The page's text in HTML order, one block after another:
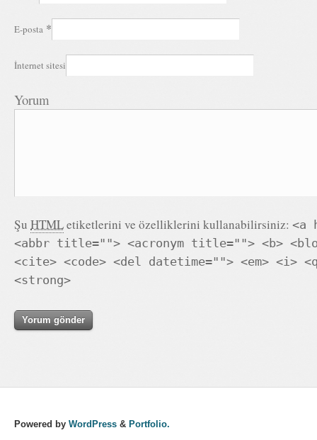
E-posta *
İnternet sitesi
Yorum
Şu HTMLetiketlerini ve özelliklerini kullanabilirsiniz: <a
<abbr title=""> <acronym title=""> <b>
<cite> <code> <del datetime=""> <em> <i>
<strong>
Powered by WordPress & Portfolio.